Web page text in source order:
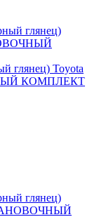
глянец) Toyota
КОМПЛЕКТ